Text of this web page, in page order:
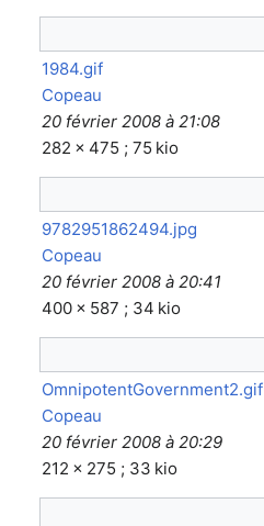
1984.gif
Copeau
20 février 2008 à 21:08
282 × 475 ; 75 kio
9782951862494.jpg
Copeau
20 février 2008 à 20:41
400 × 587 ; 34 kio
OmnipotentGovernment2.gif
Copeau
20 février 2008 à 20:29
212 × 275 ; 33 kio